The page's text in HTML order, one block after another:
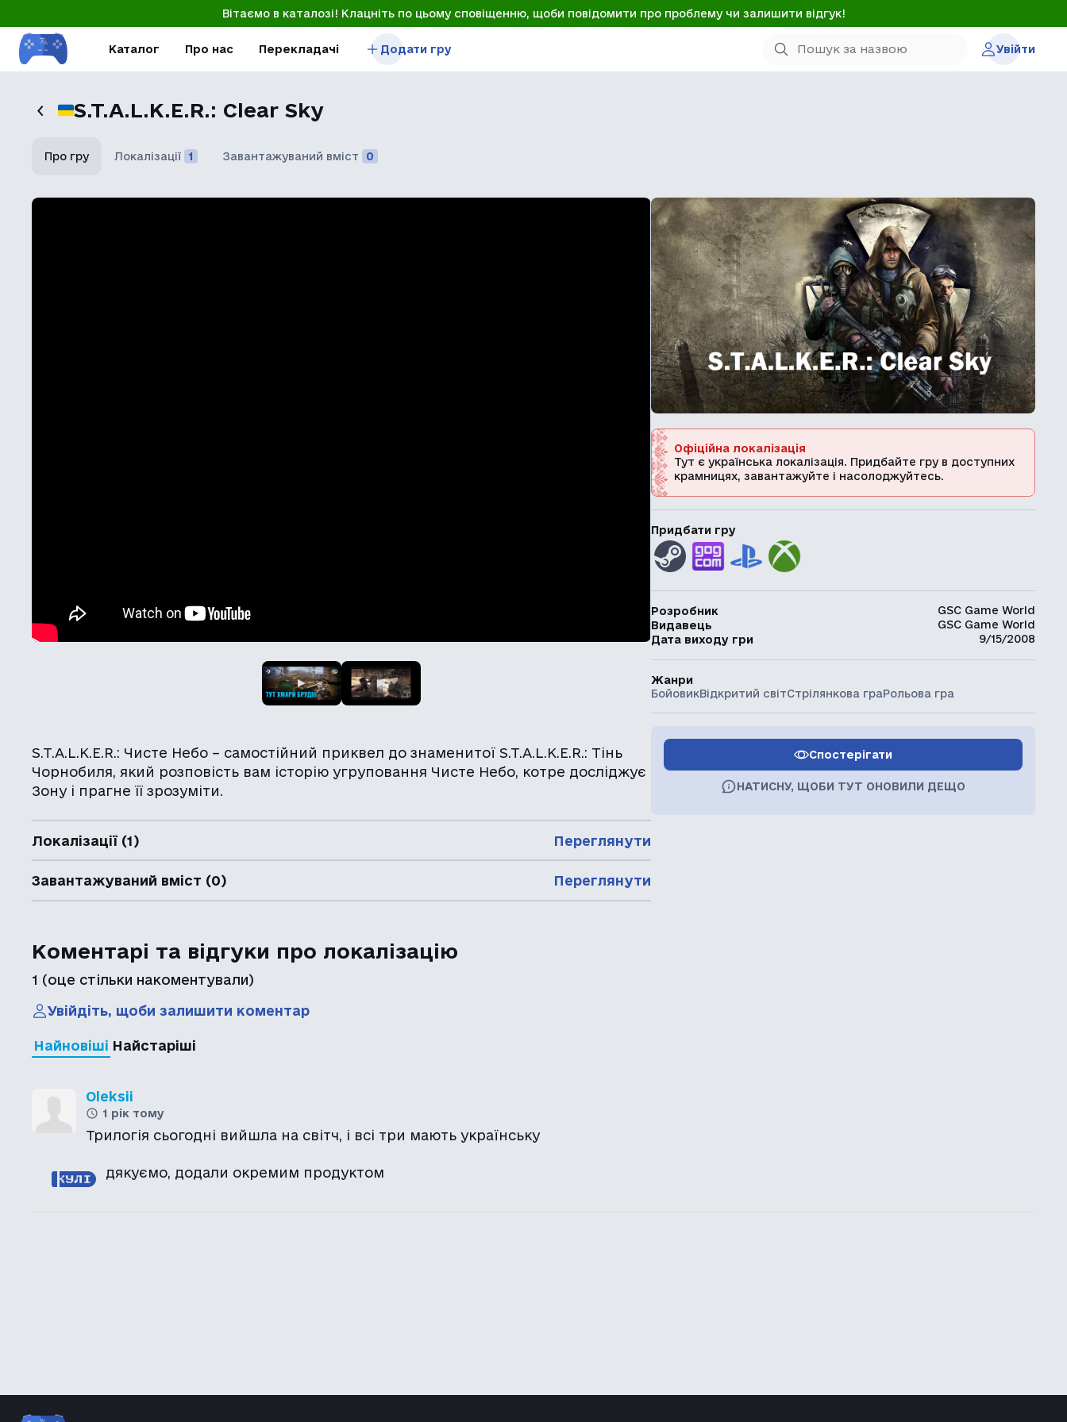
Вітаємо в каталозі! Клацніть по цьому сповіщенню, щоби повідомити про проблему чи залишити відгук!
Каталог Про нас Перекладачі Додати гру Увійти
S.T.A.L.K.E.R.: Clear Sky
Про гру Локалізації 1 Завантажуваний вміст 0
S.T.A.L.K.E.R.: Чисте Небо – самостійний приквел до знаменитої S.T.A.L.K.E.R.: Тінь
Чорнобиля, який розповість вам історію угруповання Чисте Небо, котре досліджує
Зону і прагне її зрозуміти.
Локалізації (1) Переглянути
Завантажуваний вміст (0) Переглянути
Коментарі та відгуки про локалізацію
1 (оце стільки накоментували)
Увійдіть, щоби залишити коментар
Найновіші Найстаріші
Oleksii
1 рік тому
Трилогія сьогодні вийшла на світч, і всі три мають українську
дякуємо, додали окремим продуктом
Офіційна локалізація
Тут є українська локалізація. Придбайте гру в доступних
крамницях, завантажуйте і насолоджуйтесь.
Придбати гру
Розробник
GSC Game World
Видавець
GSC Game World
Дата виходу гри
9/15/2008
Жанри
БойовикВідкритий світСтрілянкова граРольова гра
Спостерігати
НАТИСНУ, ЩОБИ ТУТ ОНОВИЛИ ДЕЩО